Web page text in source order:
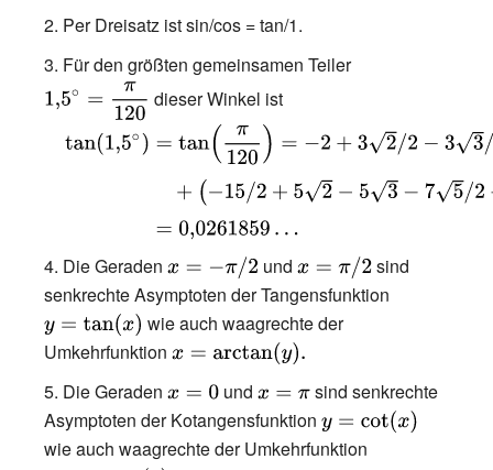
Per Dreisatz ist sin/cos = tan/1.
Für den größten gemeinsamen Teiler{\displaystyle
{120}}}
dieser Winkel ist
{\displaystyle
{\begin{aligned}\textstyle
\tan \left(1{,}5^{\circ
}\right)&=\tan \left({\frac {\pi }
{2}}/2-3{\sqrt {3}}/2-{\sqrt
{5}}+{\sqrt {2}}{\sqrt {3}}+
{\sqrt {2}}{\sqrt {5}}-{\sqrt {3}}
{\sqrt {5}}/2+{\sqrt {2}}{\sqrt
{3}}{\sqrt {5}}/2\\&\quad
+\left(-15/2+5{\sqrt
{2}}-5{\sqrt {3}}-7{\sqrt
Die Geraden {\displaystyle
x=-\pi /2}
und {\displaystyle
x=\pi /2}
sind
senkrechte Asymptoten der Tangensfunktion
wie auch waagrechte der
Umkehrfunktion {\displaystyle
x=\operatorname
{arctan} (y).}
Die Geraden {\displaystyle
x=0}
und {\displaystyle
x=\pi }
sind senkrechte
Asymptoten der Kotangensfunktion {\displaystyle
y=\cot(x)}
wie auch waagrechte der Umkehrfunktion